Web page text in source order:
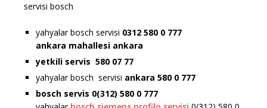
servisi bosch
yahyalar bosch servisi 0312 580 0 777
ankara mahallesi ankara
yetkili servis 580 07 77
yahyalar bosch servisi ankara 580 0 777
bosch servis 0(312) 580 0 777